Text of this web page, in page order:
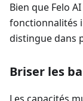
Bien que Felo
fonctionnalités
distingue dans
Briser les